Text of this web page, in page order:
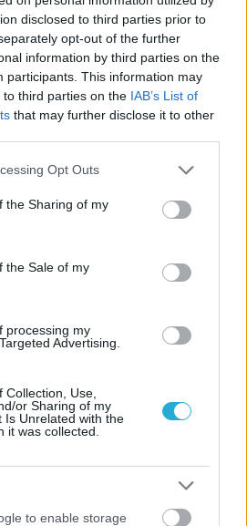
disclosed to third parties prior to
opt-out of the further
information by third parties on the
participants. This information may
third parties on the IAB’s List of
that may further disclose it to other
app uses one or more Google
usage behaviour. You may click to
Google and its third-party tags to
specified purposes in below Google
Opt Outs
the Sharing of my
the Sale of my
processing my
Advertising.
Use,
or Sharing of my
Is Unrelated with the
it was collected.
to enable storage